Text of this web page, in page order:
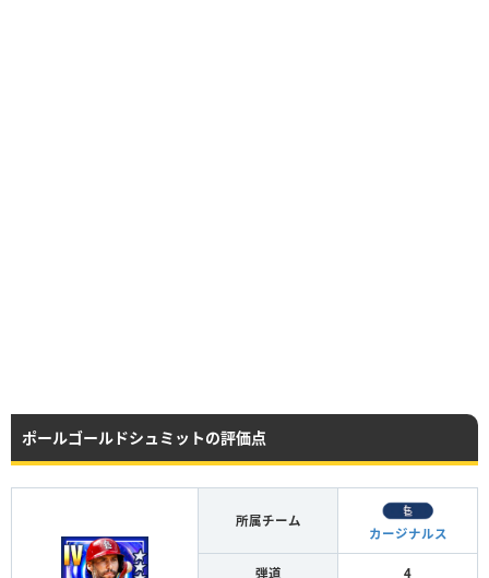
ポールゴールドシュミットの評価点
所属チーム
カージナルス
弾道 4